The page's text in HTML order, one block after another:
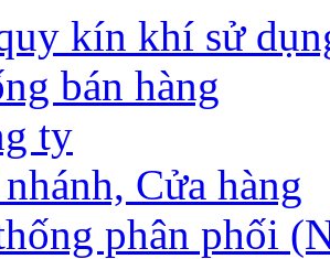
kín khí sử
bán hàng
ty
Cửa hàng
phân phối